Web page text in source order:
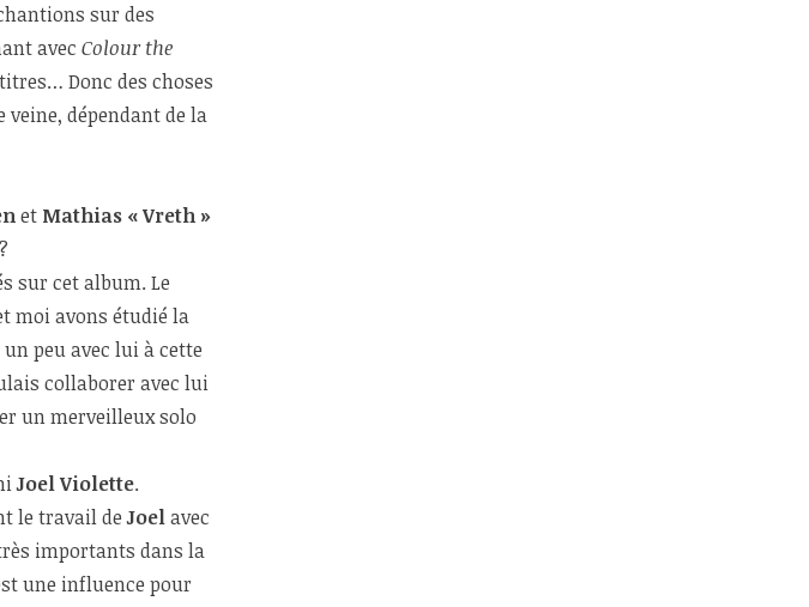
sur des
avec Colour the
Donc des choses
dépendant de la
et Mathias « Vreth »
sur cet album. Le
moi avons étudié la
peu avec lui à cette
collaborer avec lui
un merveilleux solo
Joel Violette.
le travail deJoelavec
importants dans la
une influence pour